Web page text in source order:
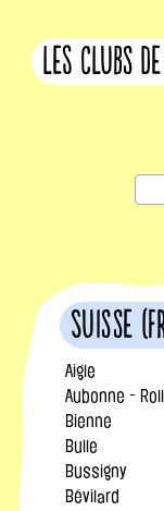
les clubs
Suisse
Aigle
Aubonne -
Bienne
Bulle
Bussigny
Bévilard